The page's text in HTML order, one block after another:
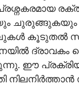
ചുരുങ്ങുകയും
കൂടുതൽ
ദ്രാവകം
ഈ പ്രക്രിയ